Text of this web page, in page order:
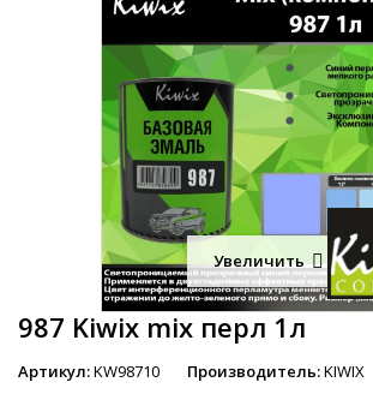
Увеличить
987 Kiwix mix перл 1л
Артикул:KW98710 Производитель:KIWIX